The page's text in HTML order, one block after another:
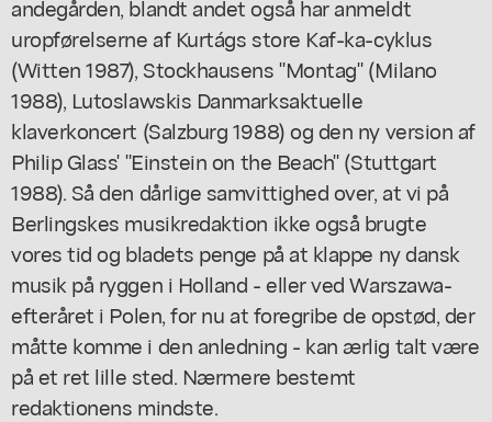
andegården, blandt andet også har anmeldt
uropførelserne af Kurtágs store Kaf-ka-cyklus
(Witten 1987), Stockhausens "Montag" (Milano
1988), Lutoslawskis Danmarksaktuelle
klaverkoncert (Salzburg 1988) og den ny version af
Philip Glass' "Einstein on the Beach" (Stuttgart
1988). Så den dårlige samvittighed over, at vi på
Berlingskes musikredaktion ikke også brugte
vores tid og bladets penge på at klappe ny dansk
musik på ryggen i Holland - eller ved Warszawa-
efteråret i Polen, for nu at foregribe de opstød, der
måtte komme i den anledning - kan ærlig talt være
på et ret lille sted. Nærmere bestemt
redaktionens mindste.